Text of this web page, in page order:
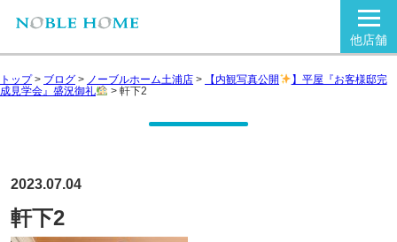
他店舗
トップ> ブログ > ノーブルホーム土浦店 > 【内観写真公開
】平屋『お客様邸完
成見学会』盛況御礼
> 軒下2
2023.07.04
軒下2